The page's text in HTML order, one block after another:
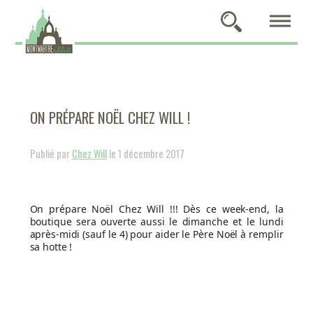
ON PRÉPARE NOËL CHEZ WILL !
Publié parChez Willle 1 décembre 2017
On prépare Noël Chez Will !!! Dès ce week-end, la
boutique sera ouverte aussi le dimanche et le lundi
après-midi (sauf le 4) pour aider le Père Noël à remplir
sa hotte !